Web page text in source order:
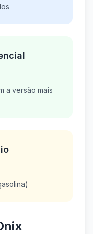
a versão mais